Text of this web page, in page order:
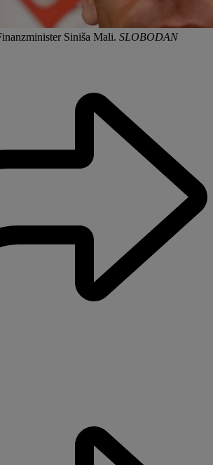
Siniša Mali. SLOBODAN